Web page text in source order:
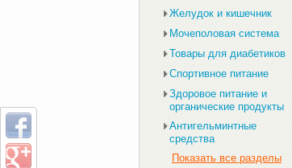
Желудок и кишечник
Мочеполовая система
Товары для диабетиков
Спортивное питание
Здоровое питание и
органические продукты
Антигельминтные
средства
Показать все разделы